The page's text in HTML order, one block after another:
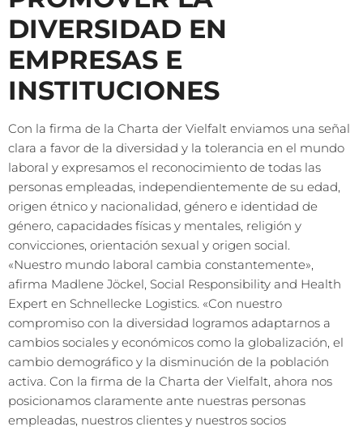
DIVERSIDAD EN
EMPRESAS E
INSTITUCIONES
Con la firma de la Charta der Vielfalt enviamos una señal
clara a favor de la diversidad y la tolerancia en el mundo
laboral y expresamos el reconocimiento de todas las
personas empleadas, independientemente de su edad,
origen étnico y nacionalidad, género e identidad de
género, capacidades físicas y mentales, religión y
convicciones, orientación sexual y origen social.
«Nuestro mundo laboral cambia constantemente»,
afirma Madlene Jöckel, Social Responsibility and Health
Expert en Schnellecke Logistics. «Con nuestro
compromiso con la diversidad logramos adaptarnos a
cambios sociales y económicos como la globalización, el
cambio demográfico y la disminución de la población
activa. Con la firma de la Charta der Vielfalt, ahora nos
posicionamos claramente ante nuestras personas
empleadas, nuestros clientes y nuestros socios